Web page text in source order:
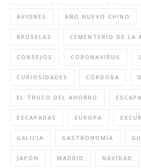
AVIONES AÑO NUEVO CHINO
BRUSELAS CEMENTERIO DE LA
CONSEJOS CORONAVIRUS
CURIOSIDADES CÓRDOBA
EL TRUCO DEL AHORRO
ESCAPADAS EUROPA
GALICIA GASTRONOMÍA
JAPÓN MADRID NAVIDAD